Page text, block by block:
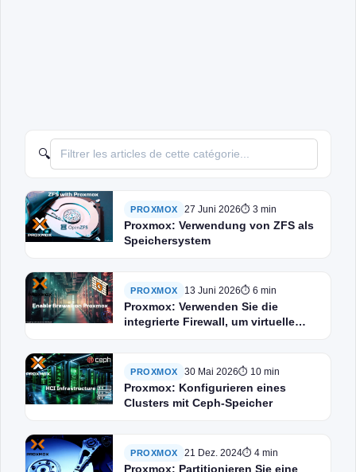
🔍
PROXMOX 27 Juni 2026⏱ 3 min
Proxmox: Verwendung von ZFS als
Speichersystem
PROXMOX 13 Juni 2026⏱ 6 min
Proxmox: Verwenden Sie die
integrierte Firewall, um virtuelle
PROXMOX 30 Mai 2026⏱ 10 min
Proxmox: Konfigurieren eines
Clusters mit Ceph-Speicher
PROXMOX 21 Dez. 2024⏱ 4 min
Proxmox: Partitionieren Sie eine